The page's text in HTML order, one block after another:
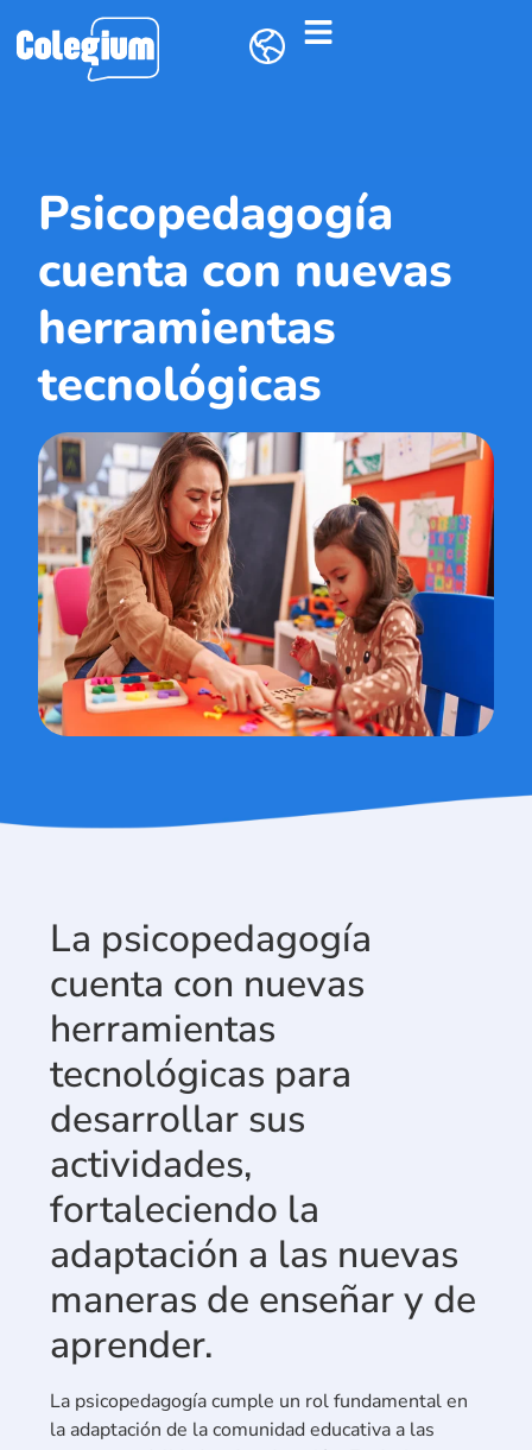
Psicopedagogía
cuenta con nuevas
herramientas
tecnológicas
La psicopedagogía
cuenta con nuevas
herramientas
tecnológicas para
desarrollar sus
actividades,
fortaleciendo la
adaptación a las nuevas
maneras de enseñar y de
aprender.
La psicopedagogía cumple un rol fundamental en
la adaptación de la comunidad educativa a las